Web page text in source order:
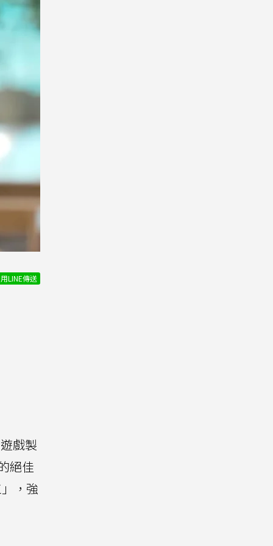
用LINE傳送
戲製
絕佳
，強